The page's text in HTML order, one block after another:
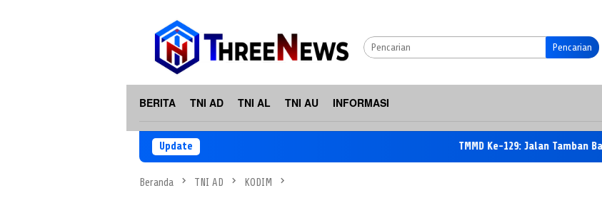
Pencarian
BERITA TNI AD TNI AL TNI AU INFORMASI
Update TMMD Ke-129: Jalan Tamban Bangun 1.485
Beranda TNI AD KODIM